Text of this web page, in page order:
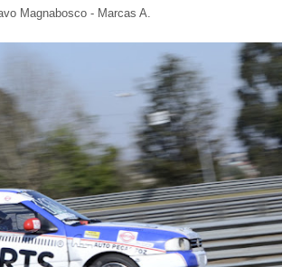
Magnabosco - Marcas A.